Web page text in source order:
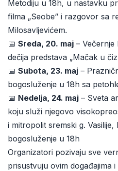
Metodiju u 18h, u nastavku
filma „Seobe” i razgovor sa
Milosavljevićem.
📅 Sreda, 20. maj – Večernje
dečija predstava „Mačak u
📅 Subota, 23. maj –
bogosluženje u 18h sa
📅 Nedelja, 24. maj – Sveta
koju služi njegovo
i mitropolit sremski g. Vasilije,
bogosluženje u 18h
Organizatori pozivaju sve
prisustvuju ovim događajima